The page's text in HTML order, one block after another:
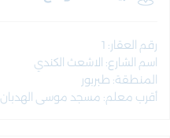
رقم العقار: 1
اسم الشارع: الاشعث الكندي
المنطقة: طبربور
أقرب معلم: مسجد موسى الهدبان